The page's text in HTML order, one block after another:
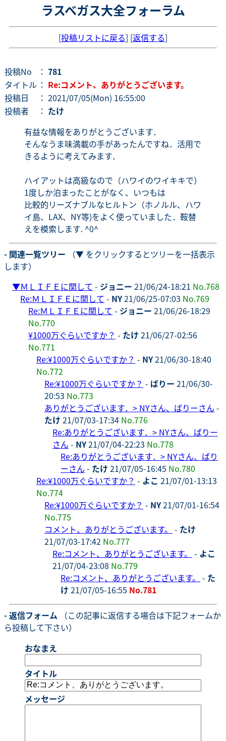
ラスベガス大全フォーラム
[投稿リストに戻る] [返信する]
投稿No ： 781
タイトル ： Re:コメント、ありがとうございます。
投稿日
： 2021/07/05(Mon) 16:55:00
投稿者
： たけ
有益な情報をありがとうございます．
そんなうま味満載の手があったんですね．活用で
きるように考えてみます．
ハイアットは高級なので（ハワイのワイキキで）
1度しか泊まったことがなく、いつもは
比較的リーズナブルなヒルトン（ホノルル、ハワ
イ島、LAX、NY等)をよく使っていました．鞍替
えを模索します. ^0^
- 関連一覧ツリー （▼ をクリックするとツリーを一括表示
します）
▼ＭＬＩＦＥに関して - ジョニー 21/06/24-18:21 No.768
Re:ＭＬＩＦＥに関して - NY21/06/25-07:03 No.769
Re:ＭＬＩＦＥに関して - ジョニー 21/06/26-18:29
No.770
¥1000万ぐらいですか？ - たけ 21/06/27-02:56
No.771
Re:¥1000万ぐらいですか？ - NY21/06/30-18:40
No.772
Re:¥1000万ぐらいですか？ - ばりー 21/06/30-
20:53 No.773
ありがとうございます．> NYさん、ばりーさん -
たけ 21/07/03-17:34 No.776
Re:ありがとうございます．> NYさん、ばりー
さん - NY21/07/04-22:23 No.778
Re:ありがとうございます．> NYさん、ばり
ーさん - たけ 21/07/05-16:45 No.780
Re:¥1000万ぐらいですか？ - よこ 21/07/01-13:13
No.774
Re:¥1000万ぐらいですか？ - NY21/07/01-16:54
No.775
コメント、ありがとうございます。 - たけ
21/07/03-17:42 No.777
Re:コメント、ありがとうございます。 - よこ
21/07/04-23:08 No.779
Re:コメント、ありがとうございます。 - た
け 21/07/05-16:55 No.781
- 返信フォーム （この記事に返信する場合は下記フォームか
ら投稿して下さい）
おなまえ
タイトル
メッセージ